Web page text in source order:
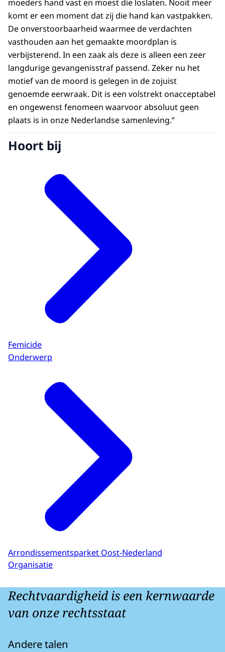
moeders hand vast en moest die loslaten. Nooit meer
komt er een moment dat zij die hand kan vastpakken.
De onverstoorbaarheid waarmee de verdachten
vasthouden aan het gemaakte moordplan is
verbijsterend. In een zaak als deze is alleen een zeer
langdurige gevangenisstraf passend. Zeker nu het
motief van de moord is gelegen in de zojuist
genoemde eerwraak. Dit is een volstrekt onacceptabel
en ongewenst fenomeen waarvoor absoluut geen
plaats is in onze Nederlandse samenleving.”
Hoort bij
Femicide
Onderwerp
Arrondissementsparket Oost-Nederland
Organisatie
Rechtvaardigheid is een kernwaarde
van onze rechtsstaat
Andere talen